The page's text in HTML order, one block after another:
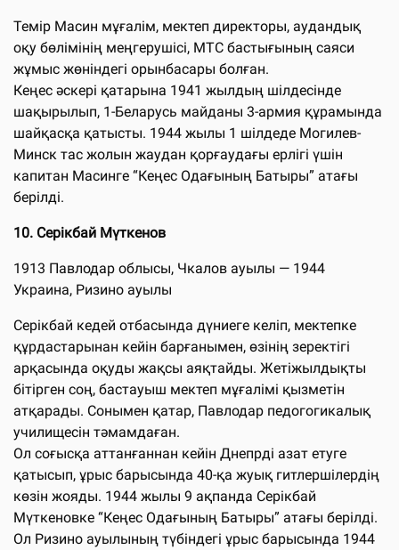
Темір Масин мұғалім, мектеп директоры, аудандық
оқу бөлімінің меңгерушісі, МТС бастығының саяси
жұмыс жөніндегі орынбасары болған.
Кеңес әскері қатарына 1941 жылдың шілдесінде
шақырылып, 1-Беларусь майданы 3-армия құрамында
шайқасқа қатысты. 1944 жылы 1 шілдеде Могилев-
Минск тас жолын жаудан қорғаудағы ерлігі үшін
капитан Масинге “Кеңес Одағының Батыры” атағы
берілді.
10. Серікбай Мүткенов
1913 Павлодар облысы, Чкалов ауылы — 1944
Украина, Ризино ауылы
Серікбай кедей отбасында дүниеге келіп, мектепке
құрдастарынан кейін барғанымен, өзінің зеректігі
арқасында оқуды жақсы аяқтайды. Жетіжылдықты
бітірген соң, бастауыш мектеп мұғалімі қызметін
атқарады. Сонымен қатар, Павлодар педогогикалық
училищесін тәмамдаған.
Ол соғысқа аттанғаннан кейін Днепрді азат етуге
қатысып, ұрыс барысында 40-қа жуық гитлершілердің
көзін жояды. 1944 жылы 9 ақпанда Серікбай
Мүткеновке “Кеңес Одағының Батыры” атағы берілді.
Ол Ризино ауылының түбіндегі ұрыс барысында 1944